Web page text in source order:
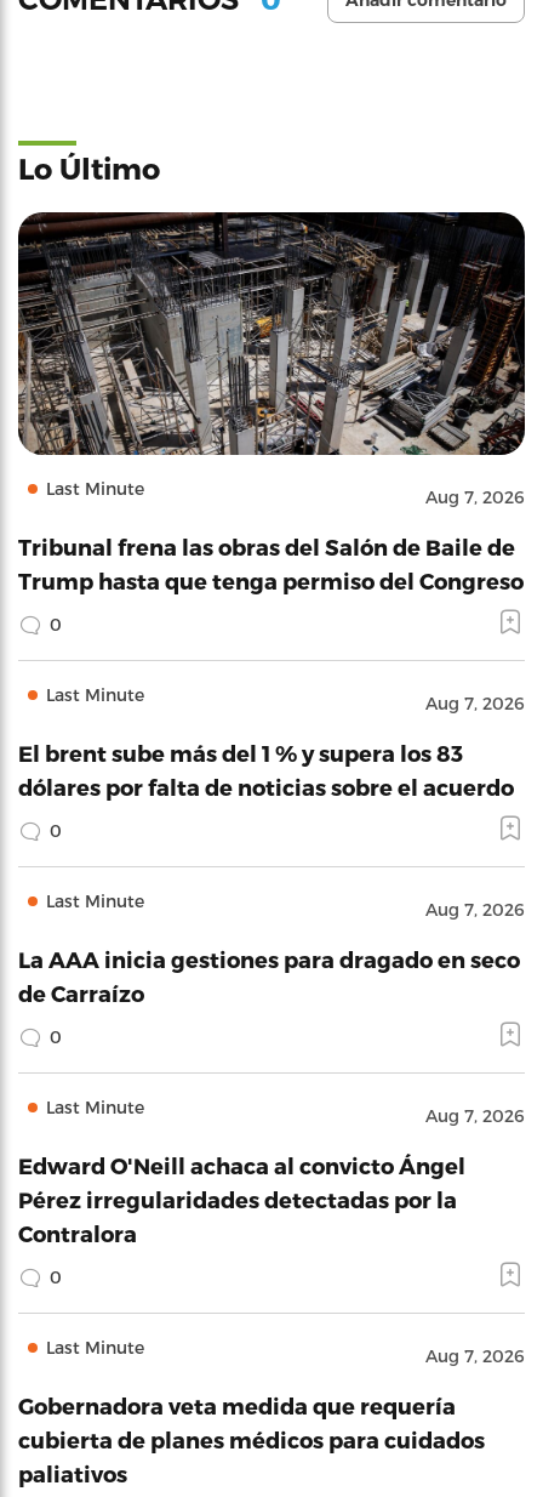
Lo Último
Last Minute Aug 7, 2026
Tribunal frena las obras del Salón de Baile de
Trump hasta que tenga permiso del Congreso
0
Last Minute Aug 7, 2026
El brent sube más del 1 % y supera los 83
dólares por falta de noticias sobre el acuerdo
0
Last Minute Aug 7, 2026
La AAA inicia gestiones para dragado en seco
de Carraízo
0
Last Minute Aug 7, 2026
Edward O'Neill achaca al convicto Ángel
Pérez irregularidades detectadas por la
Contralora
0
Last Minute Aug 7, 2026
Gobernadora veta medida que requería
cubierta de planes médicos para cuidados
paliativos